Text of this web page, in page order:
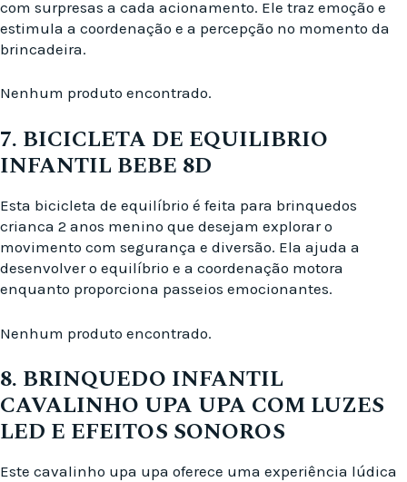
com surpresas a cada acionamento. Ele traz emoção e
estimula a coordenação e a percepção no momento da
brincadeira.
Nenhum produto encontrado.
7. BICICLETA DE EQUILIBRIO
INFANTIL BEBE 8D
Esta bicicleta de equilíbrio é feita para brinquedos
crianca 2 anos menino que desejam explorar o
movimento com segurança e diversão. Ela ajuda a
desenvolver o equilíbrio e a coordenação motora
enquanto proporciona passeios emocionantes.
Nenhum produto encontrado.
8. BRINQUEDO INFANTIL
CAVALINHO UPA UPA COM LUZES
LED E EFEITOS SONOROS
Este cavalinho upa upa oferece uma experiência lúdica